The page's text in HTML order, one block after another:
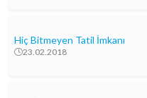
Hiç Bitmeyen Tatil İmkanı
23.02.2018